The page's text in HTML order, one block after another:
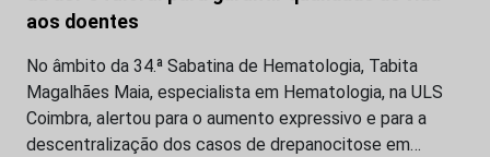
aos doentes
No âmbito da 34.ª Sabatina de Hematologia, Tabita
Magalhães Maia, especialista em Hematologia, na ULS
Coimbra, alertou para o aumento expressivo e para a
descentralização dos casos de drepanocitose em…